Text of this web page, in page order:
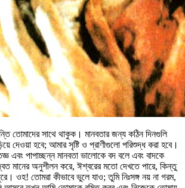
তোমাদের সাথে থাকুক। মানবতার জন্য কঠিন দিনগুলি
দেওয়া হবে; আমার সৃষ্টি ও প্রাণীগুলো পরিশুদ্ধ করা হবে।
এবং পাপাচ্ছন্ন মানবতা ভালোকে বদ বলে এবং বাদকে
মানের অনুশীলন করে, ঈশ্বরের মতো দেখতে পারে, কিন্তু
ওহ! তোমরা কীভাবে ভুলে যাও; তুমি নিঃসঙ্গ নয় না গরম,